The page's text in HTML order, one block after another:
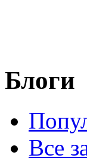
Блоги
Все